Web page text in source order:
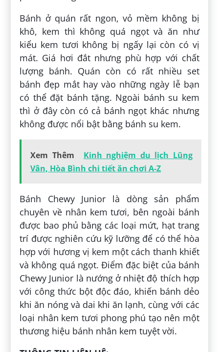
Bánh ở quán rất ngon, vỏ mềm không bị
khô, kem thì không quá ngọt và ăn như
kiểu kem tươi không bị ngấy lại còn có vị
mát. Giá hơi đắt nhưng phù hợp với chất
lượng bánh. Quán còn có rất nhiều set
bánh đẹp mắt hay vào những ngày lễ bạn
có thể đặt bánh tặng. Ngoài bánh su kem
thì ở đây còn có cả bánh ngọt khác nhưng
không được nổi bật bằng bánh su kem.
Xem Thêm
Kinh nghiệm du lịch Lũng
Vân, Hòa Bình chi tiết ăn chơi A-Z
Bánh Chewy Junior là dòng sản phẩm
chuyên về nhân kem tươi, bên ngoài bánh
được bao phủ bằng các loại mứt, hạt trang
trí được nghiên cứu kỹ lưỡng để có thể hòa
hợp với hương vị kem một cách thanh khiết
và không quá ngọt. Điểm đặc biệt của bánh
Chewy Junior là nướng ở nhiệt độ thích hợp
với công thức bột độc đáo, khiến bánh dẻo
khi ăn nóng và dai khi ăn lạnh, cùng với các
loại nhân kem tươi phong phú tạo nên một
thương hiệu bánh nhân kem tuyệt vời.